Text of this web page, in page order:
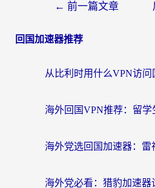
← 前一篇文章
回国加速器推荐